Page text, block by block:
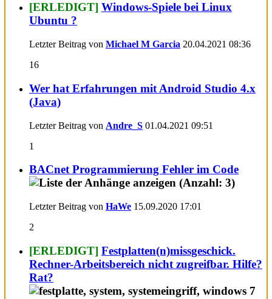
[ERLEDIGT] Windows-Spiele bei Linux
Ubuntu ?
Letzter Beitrag von Michael M Garcia 20.04.2021 08:36
16
Wer hat Erfahrungen mit Android Studio 4.x
(Java)
Letzter Beitrag von Andre_S 01.04.2021 09:51
1
BACnet Programmierung Fehler im Code
Letzter Beitrag von HaWe 15.09.2020 17:01
2
[ERLEDIGT] Festplatten(n)missgeschick.
Rechner-Arbeitsbereich nicht zugreifbar. Hilfe?
Rat?